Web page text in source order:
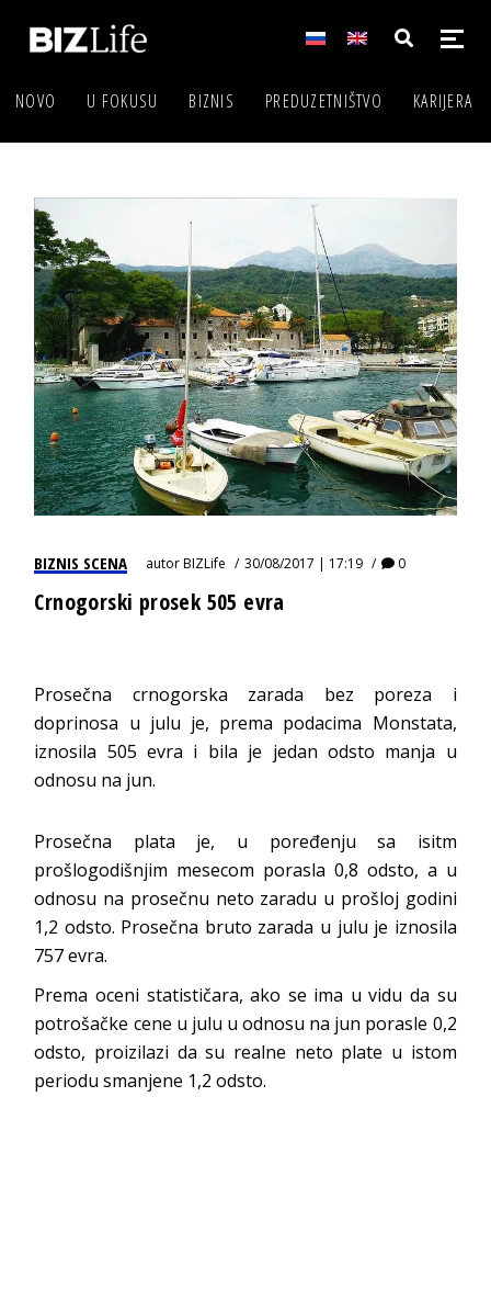
NOVO U FOKUSU BIZNIS PREDUZETNIŠTVO KARIJERA
BIZNIS SCENA autorBIZLife 30/08/2017 | 17:19 0
Crnogorski prosek 505 evra
Prosečna crnogorska zarada bez poreza i
doprinosa u julu je, prema podacima Monstata,
iznosila 505 evra i bila je jedan odsto manja u
odnosu na jun.
Prosečna plata je, u poređenju sa isitm
prošlogodišnjim mesecom porasla 0,8 odsto, a u
odnosu na prosečnu neto zaradu u prošloj godini
1,2 odsto. Prosečna bruto zarada u julu je iznosila
757 evra.
Prema oceni statističara, ako se ima u vidu da su
potrošačke cene u julu u odnosu na jun porasle 0,2
odsto, proizilazi da su realne neto plate u istom
periodu smanjene 1,2 odsto.